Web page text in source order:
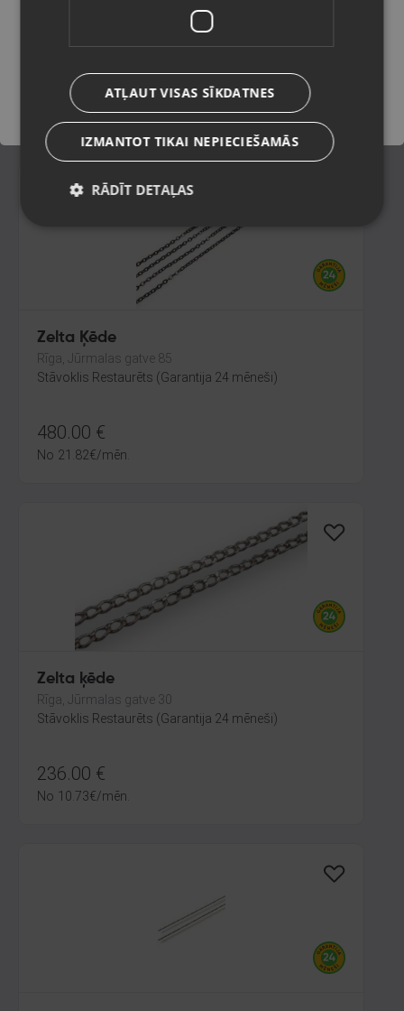
Stāvoklis Restaurēts (Garantija 24 mēneši)
422.00 €
19.19€/mēn.
Zelta Ķēde
Rīga, Jūrmalas gatve 85
Stāvoklis Restaurēts (Garantija 24 mēneši)
480.00 €
No 21.82€/mēn.
Zelta ķēde
Rīga, Jūrmalas gatve 30
Stāvoklis Restaurēts (Garantija 24 mēneši)
236.00 €
No 10.73€/mēn.
Saglabāt
ATĻAUT VISAS SĪKDATNES
IZMANTOT TIKAI NEPIECIEŠAMĀS
RĀDĪT DETAĻAS